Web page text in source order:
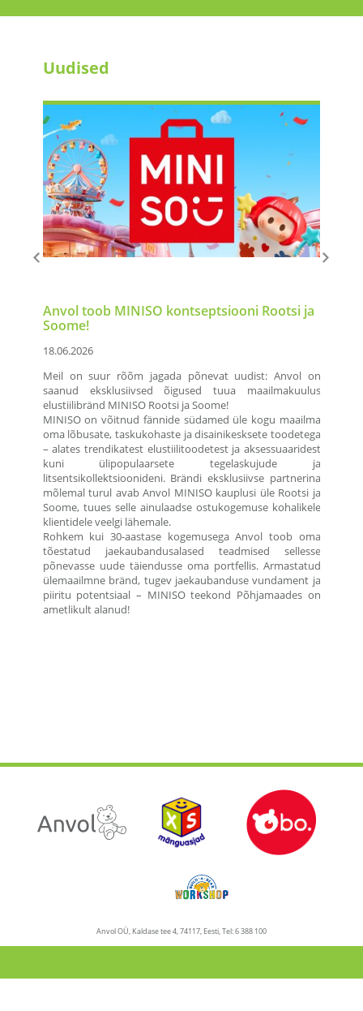
Uudised
Anvol toob MINISO kontseptsiooni Rootsi ja
Soome!
18.06.2026
Meil on suur rõõm jagada põnevat uudist: Anvol on
saanud eksklusiivsed õigused tuua maailmakuulus
elustiilibränd MINISO Rootsi ja Soome!
MINISO on võitnud fännide südamed üle kogu maailma
oma lõbusate, taskukohaste ja disainikesksete toodetega
– alates trendikatest elustiilitoodetest ja aksessuaaridest
kuni ülipopulaarsete tegelaskujude ja
litsentsikollektsioonideni. Brändi eksklusiivse partnerina
mõlemal turul avab Anvol MINISO kauplusi üle Rootsi ja
Soome, tuues selle ainulaadse ostukogemuse kohalikele
klientidele veelgi lähemale.
Rohkem kui 30-aastase kogemusega Anvol toob oma
tõestatud jaekaubandusalased teadmised sellesse
põnevasse uude täiendusse oma portfellis. Armastatud
ülemaailmne bränd, tugev jaekaubanduse vundament ja
piiritu potentsiaal – MINISO teekond Põhjamaades on
ametlikult alanud!
Anvol OÜ, Kaldase tee 4, 74117, Eesti, Tel: 6 388 100